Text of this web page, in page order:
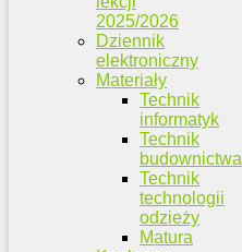
2025/2026
Dziennik
elektroniczny
Materiały
Technik
informatyk
Technik
budownictwa
Technik
technologii
odzieży
Matura